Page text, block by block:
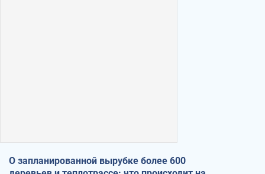
О запланированной вырубке более 600